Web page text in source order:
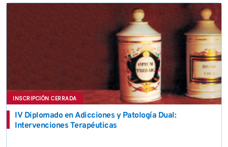
INSCRIPCIÓN CERRADA
IV Diplomado en Adicciones y Patología Dual:
Intervenciones Terapéuticas